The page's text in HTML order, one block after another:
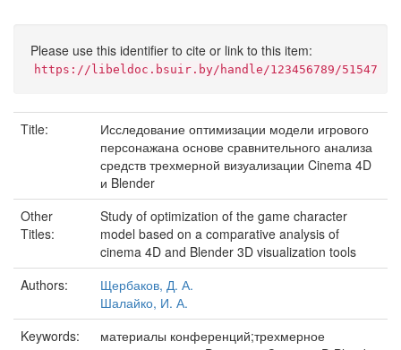
Please use this identifier to cite or link to this item:
https://libeldoc.bsuir.by/handle/123456789/51547
Title:
Исследование оптимизации модели игрового
персонажана основе сравнительного анализа
средств трехмерной визуализации Cinema 4D
и Blender
Other
Titles:
Study of optimization of the game character
model based on a comparative analysis of
cinema 4D and Blender 3D visualization tools
Authors:
Щербаков, Д. А.
Шалайко, И. А.
Keywords:
материалы конференций;трехмерное